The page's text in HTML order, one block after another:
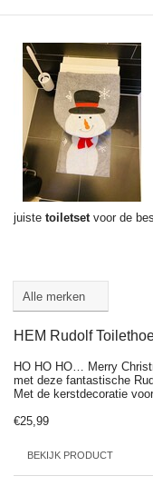
juiste toiletsetvoor de
HEM Rudolf
HO HO HO… Merry
met deze fantastische
Met de kerstdecoratie
€25,99
BEKIJK PRODUCT